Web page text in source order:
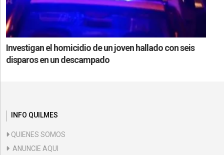
Investigan el homicidio de un joven hallado con seis
disparos en un descampado
INFO QUILMES
QUIENES SOMOS
ANUNCIE AQUI